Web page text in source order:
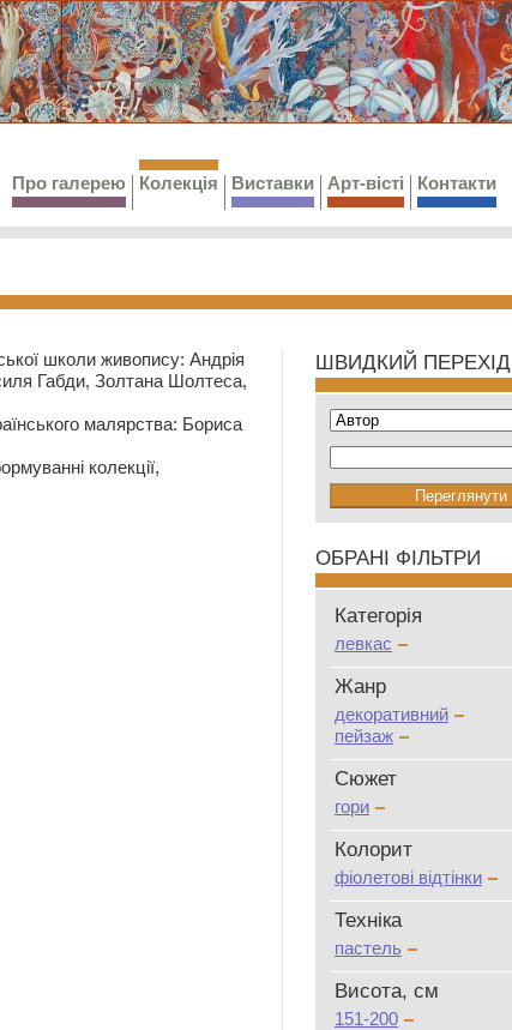
Про галерею Колекція Виставки Арт-вісті Контакти
школи живопису: Андрія
Габди, Золтана Шолтеса,
малярства: Бориса
колекції,
ШВИДКИЙ ПЕРЕХІД
ОБРАНІ ФІЛЬТРИ
Категорія
левкас
Жанр
декоративний
пейзаж
Сюжет
гори
Колорит
фіолетові відтінки
Техніка
пастель
Висота, см
151-200